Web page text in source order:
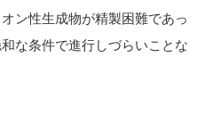
ン性生成物が精製困難であっ
な条件で進行しづらいことな